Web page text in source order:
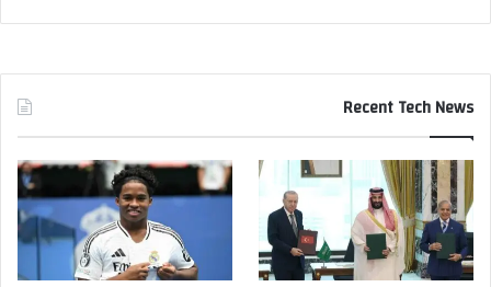
Recent Tech News